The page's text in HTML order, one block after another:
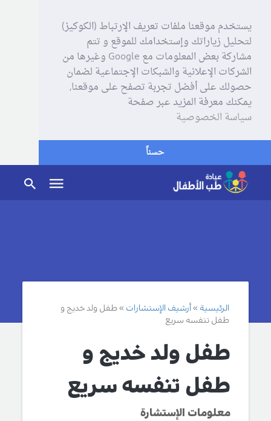
يستخدم موقعنا ملفات تعريف الإرتباط (الكوكيز)
لتحليل زياراتك وإستخدامك للموقع و تتم
مشاركة بعض المعلومات مع Google وغيرها من
الشركات الإعلانية والشبكات الإجتماعية لضمان
حصولك على أفضل تجربة تصفح على موقعنا,
يمكنك معرفة المزيد عبر صفحة
سياسة الخصوصية
حسناً
الرئيسية أرشيف الإستشارات
طفل ولد خديج و
طفل تنفسه سريع
طفل ولد خديج و
طفل تنفسه سريع
معلومات الإستشارة